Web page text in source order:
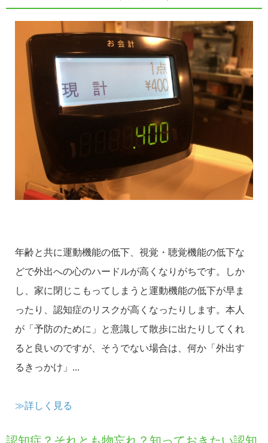
年齢と共に運動機能の低下、視覚・聴覚機能の低下な
どで外出への心のハードルが高くなりがちです。しか
し、家に閉じこもってしまうと運動機能の低下が早ま
ったり、認知症のリスクが高くなったりします。本人
が「予防のために」と意識して散歩に出たりしてくれ
ると良いのですが、そうでない場合は、何か「外出す
るきっかけ」...
≫詳しく見る